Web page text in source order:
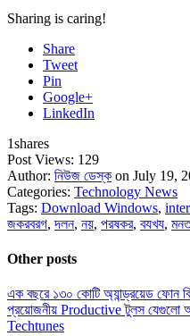
Sharing is caring!
Share
Tweet
Pin
Google+
LinkedIn
1shares
Post Views: 129
Author: নিউজ ডেস্ক on July 19,
Categories: Technology News
Tags: Download Windows,
জকরবরগ,দলন, নয়, পরষকর, বযখয,
Other posts
এক বছরে ১৩০ কোটি অ্যান্ড্রয়েড ফোন
প্রয়োজনীয় Productive টুলস যেগুলো
Techtunes